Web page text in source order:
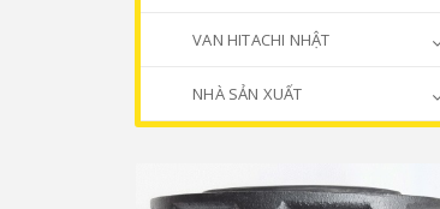
VAN HITACHI NHẬT
NHÀ SẢN XUẤT